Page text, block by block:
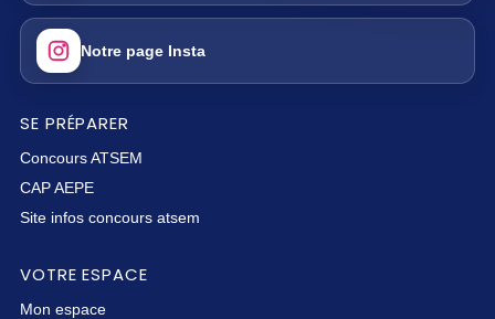
Notre page Insta
SE PRÉPARER
Concours ATSEM
CAP AEPE
Site infos concours atsem
VOTRE ESPACE
Mon espace